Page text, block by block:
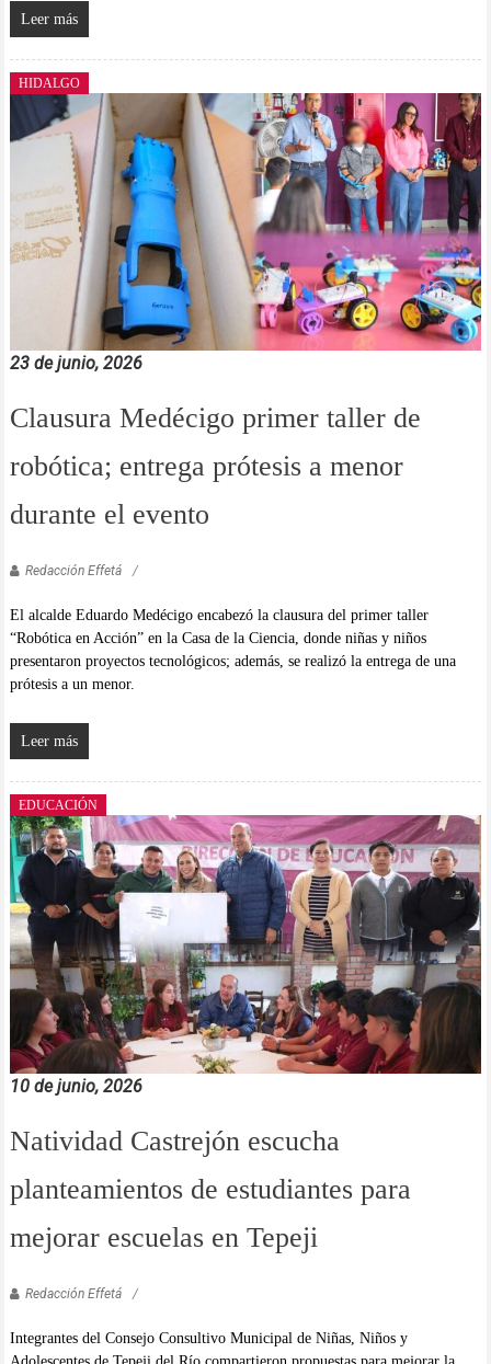
Leer más
HIDALGO
23 de junio, 2026
Clausura Medécigo primer taller de
robótica; entrega prótesis a menor
durante el evento
Redacción Effetá
El alcalde Eduardo Medécigo encabezó la clausura del primer taller
“Robótica en Acción” en la Casa de la Ciencia, donde niñas y niños
presentaron proyectos tecnológicos; además, se realizó la entrega de una
prótesis a un menor.
Leer más
EDUCACIÓN
10 de junio, 2026
Natividad Castrejón escucha
planteamientos de estudiantes para
mejorar escuelas en Tepeji
Redacción Effetá
Integrantes del Consejo Consultivo Municipal de Niñas, Niños y